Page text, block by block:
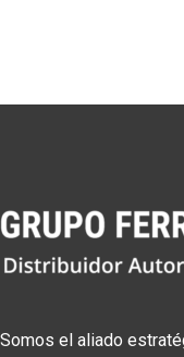
Somos el aliado